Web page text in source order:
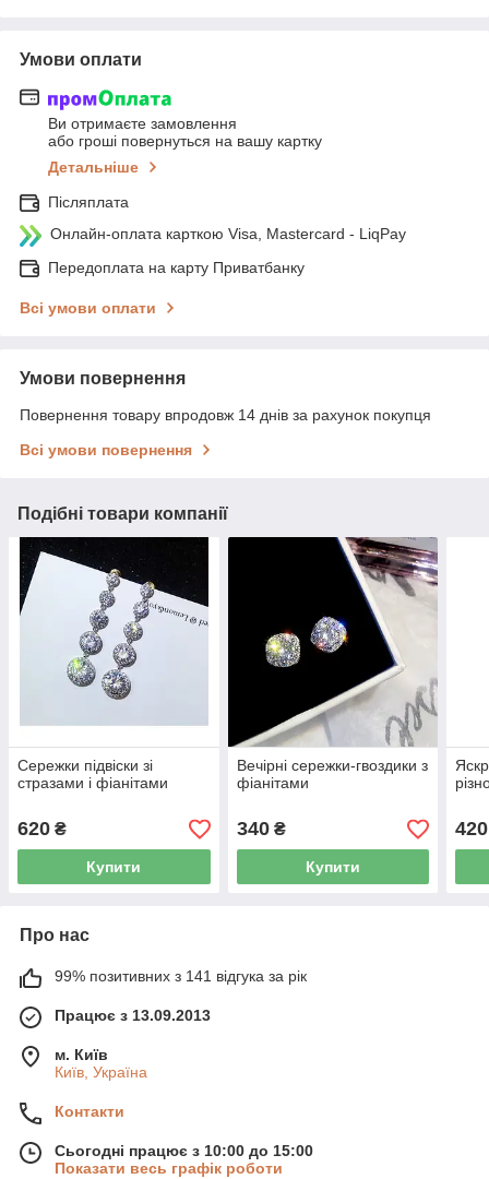
Умови оплати
Ви отримаєте замовлення
або гроші повернуться на вашу картку
Детальніше
Післяплата
Онлайн-оплата карткою Visa, Mastercard - LiqPay
Передоплата на карту Приватбанку
Всі умови оплати
Умови повернення
Повернення товару впродовж 14 днів за рахунок покупця
Всі умови повернення
Подібні товари компанії
Сережки підвіски зі
стразами і фіанітами
620 ₴
Купити
Вечірні сережки-гвоздики з
фіанітами
340₴
Купити
420
Про нас
99% позитивних з 141 відгука за рік
Працює з 13.09.2013
м. Київ
Київ, Україна
Контакти
Сьогодні працює з 10:00 до 15:00
Показати весь графік роботи